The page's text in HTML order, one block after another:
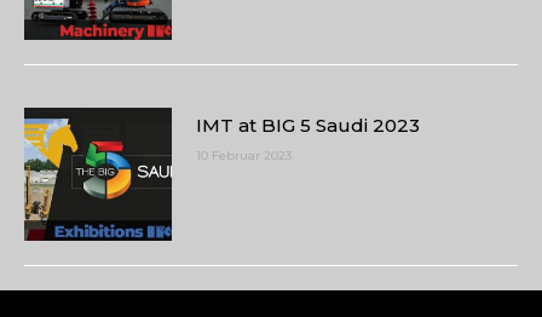
IMT at BIG 5 Saudi 2023
10 Februar 2023